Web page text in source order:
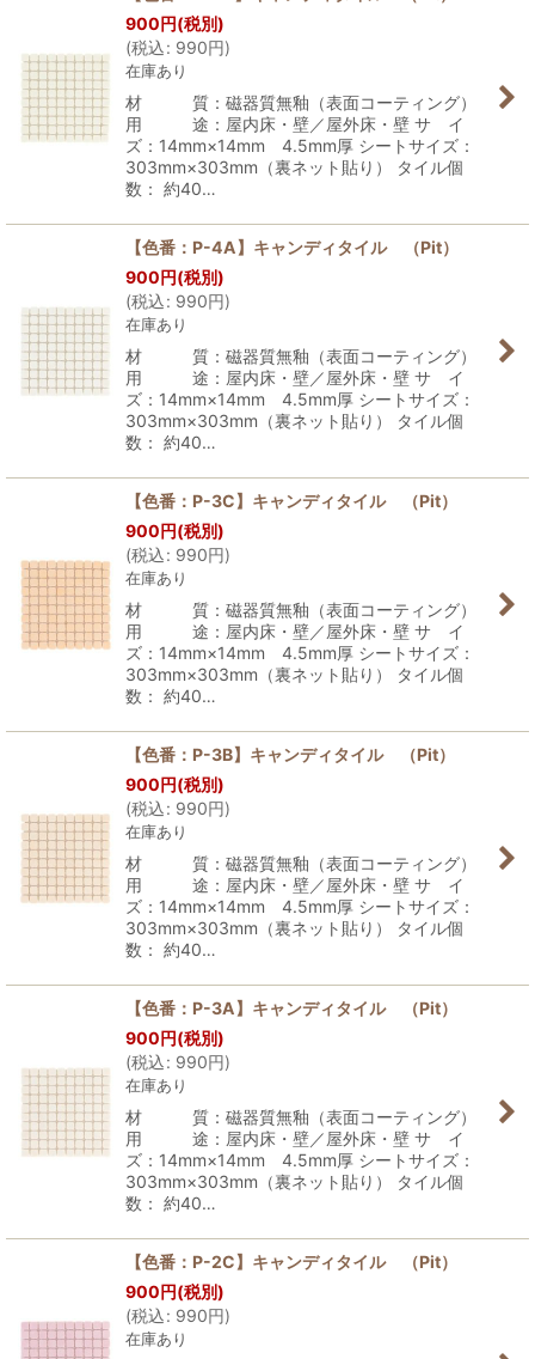
900円(税別)
(税込: 990円)
在庫あり
材 質：磁器質無釉（表面コーティング）
用 途：屋内床・壁／屋外床・壁 サ イ
ズ：14mm×14mm 4.5mm厚 シートサイズ：
303mm×303mm（裏ネット貼り） タイル個
数： 約40…
【色番：P-4A】キャンディタイル （Pit）
900円(税別)
(税込: 990円)
在庫あり
材 質：磁器質無釉（表面コーティング）
用 途：屋内床・壁／屋外床・壁 サ イ
ズ：14mm×14mm 4.5mm厚 シートサイズ：
303mm×303mm（裏ネット貼り） タイル個
数： 約40…
【色番：P-3C】キャンディタイル （Pit）
900円(税別)
(税込: 990円)
在庫あり
材 質：磁器質無釉（表面コーティング）
用 途：屋内床・壁／屋外床・壁 サ イ
ズ：14mm×14mm 4.5mm厚 シートサイズ：
303mm×303mm（裏ネット貼り） タイル個
数： 約40…
【色番：P-3B】キャンディタイル （Pit）
900円(税別)
(税込: 990円)
在庫あり
材 質：磁器質無釉（表面コーティング）
用 途：屋内床・壁／屋外床・壁 サ イ
ズ：14mm×14mm 4.5mm厚 シートサイズ：
303mm×303mm（裏ネット貼り） タイル個
数： 約40…
【色番：P-3A】キャンディタイル （Pit）
900円(税別)
(税込: 990円)
在庫あり
材 質：磁器質無釉（表面コーティング）
用 途：屋内床・壁／屋外床・壁 サ イ
ズ：14mm×14mm 4.5mm厚 シートサイズ：
303mm×303mm（裏ネット貼り） タイル個
数： 約40…
【色番：P-2C】キャンディタイル （Pit）
900円(税別)
(税込: 990円)
在庫あり